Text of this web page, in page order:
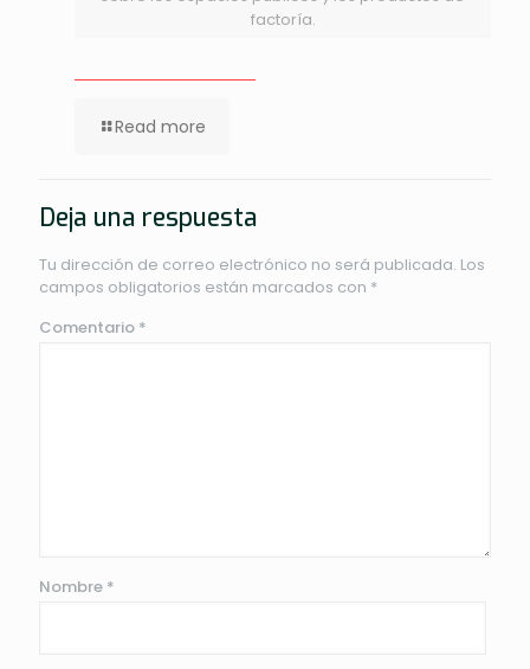
factoría.
Read more
Deja una respuesta
Tu dirección de correo electrónico no será publicada. Los
campos obligatorios están marcados con *
Comentario *
Nombre *